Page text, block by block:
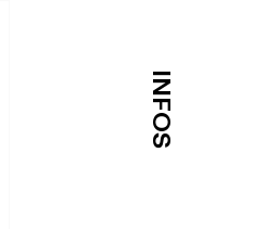
INFOS